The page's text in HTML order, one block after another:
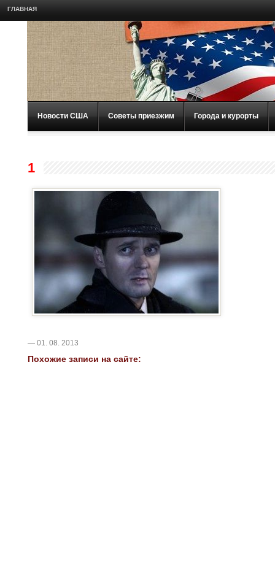
ГЛАВНАЯ
Новости США Советы приезжим Города и курорты
1
— 01. 08. 2013
Похожие записи на сайте: